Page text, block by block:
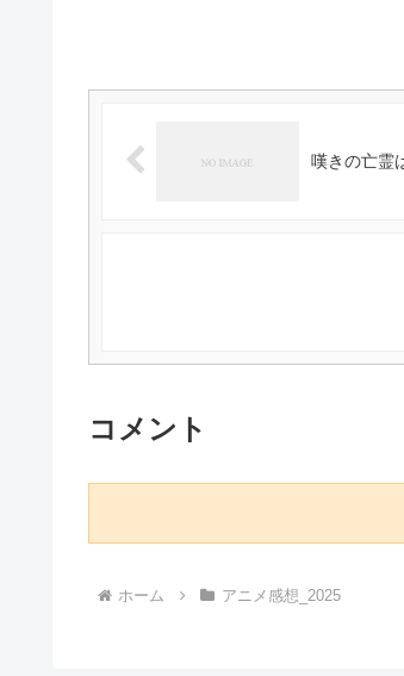
嘆きの亡霊
コメント
ホーム アニメ感想_2025